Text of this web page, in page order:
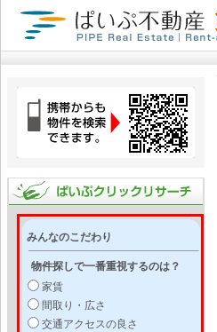
みんなのこだわり
物件探しで一番重視するのは？
家賃
間取り・広さ
交通アクセスの良さ